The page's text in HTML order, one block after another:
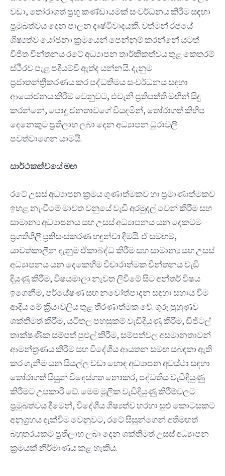
වඩා, තෝරාගත් ප්‍රභූ කණ්ඩායමක් සංවර්ධනය කිරීම සඳහා
ප්‍රමුඛත්වය දෙන පාලන දෘෂ්ටිවාදයකි. වත්මන් රජයේ
ශිෂ්‍යත්ව යෝජනා ක්‍රමයෙන් පෙන්නුම් කරන්නේ යටත්
විජිත චින්තනය රටේ අධ්‍යාපන තාර්කිකත්වය තුළ කෙතරම්
ස්ථිරව පැළ පදියම්වී ඇත්ද යන්නයි. දැනුම
ප්‍රජාතන්ත්‍රීකරණය කර පද්ධතිමය සංවර්ධනය සඳහා
ආයෝජනය කිරීම වෙනුවට, එවැනි ප්‍රතිපත්ති මඟින් සිදු
කරන්නේ, පොදු ජනතාවගේ වියදමින්, තෝරාගත් කිහිප
දෙනෙකුට ප්‍රතිලාභ ලබා දෙන අධ්‍යාපන ධූරාවලි
පවත්වාගෙන යාමයි.
සාර්ථකත්වයේ මඟ
රටේ උසස් අධ්‍යාපන ක්‍රමය ගුණාත්මකව හා ප්‍රමාණාත්මකව
ඉහළ නැංවීමේ මාවත වනුයේ වැඩි අරමුදල් වෙන් කිරීම සහ
සාමාන්‍ය අධ්‍යාපනය සහ උසස් අධ්‍යාපනය යන දෙකටම
ප්‍රගතිශීලී ප්‍රතිසංස්කරණ හඳුන්වා දීමයි. ඒ සමඟම,
යාවත්කාලීන දැනුම ඒකාබද්ධ කිරීම සහ සාමාන්‍ය සහ උසස්
අධ්‍යාපනය යන දෙකෙහිම විචාරාත්මක චින්තනය වැඩි
දියුණු කිරීම, විෂයමාලා නැවත ලිවීමේ සිට අන්තර් විෂය
ඉගෙනීම, පර්යේෂණ සහ නවෝත්පාදන සඳහා සහාය වීම
ආදිය මේ ක්‍රියාවලිය තුළ තීරණාත්මක වේ. ගුරු පුහුණුව
ශක්තිමත් කිරීම, යටිතල පහසුකම් වැඩිදියුණු කිරීම, ඩිජිටල්
තාක්ෂණික සම්පත් පුළුල් කිරීම, සම්පත්වල අසමානතාවන්
ආමන්ත්‍රණය කිරීම සහ විදේශීය ආයතන සමඟ සබඳතා ඇති
කර ගැනීම යන සියල්ල වඩා හොඳ අධ්‍යාපන අවස්ථා සඳහා
තෝරාගත් සිසුන් විදෙස්ගත නොකර, පද්ධතිය වැඩිදියුණු
කිරීමට උපකාරී වේ. මෙම මූලික වැඩිදියුණු කිරීම්වලට
ප්‍රමුඛත්වය දීමෙන්, විදේශීය ශිෂ්‍යත්ව හරහා සුළු කොටසකට
අනුග්‍රහය දැක්වීම වෙනුවට, රටේ සිසුන්ගෙන් අතිමහත්
බහුතරයකට ප්‍රතිලාභ ලබා දෙන ශක්තිමත් උසස් අධ්‍යාපන
ක්‍රමයක් නිර්මාණය කළ හැකිය.